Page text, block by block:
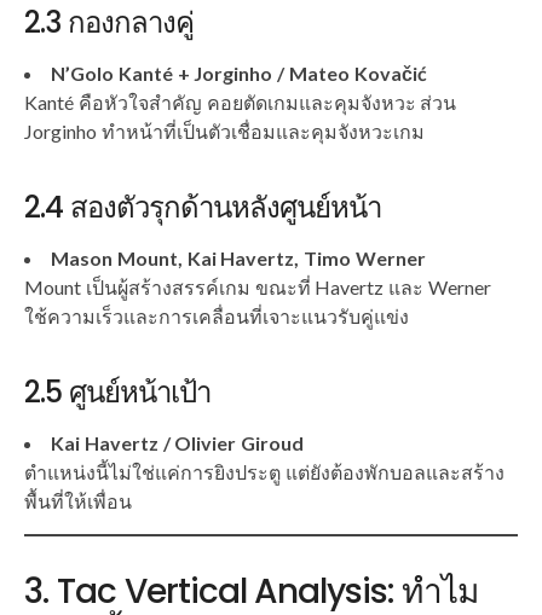
2.3 กองกลางคู่
N’Golo Kanté + Jorginho / Mateo Kovačić
Kanté คือหัวใจสำคัญ คอยตัดเกมและคุมจังหวะ ส่วน
Jorginho ทำหน้าที่เป็นตัวเชื่อมและคุมจังหวะเกม
2.4 สองตัวรุกด้านหลังศูนย์หน้า
Mason Mount, Kai Havertz, Timo Werner
Mount เป็นผู้สร้างสรรค์เกม ขณะที่ Havertz และ Werner
ใช้ความเร็วและการเคลื่อนที่เจาะแนวรับคู่แข่ง
2.5 ศูนย์หน้าเป้า
Kai Havertz / Olivier Giroud
ตำแหน่งนี้ไม่ใช่แค่การยิงประตู แต่ยังต้องพักบอลและสร้าง
พื้นที่ให้เพื่อน
3. Tac Vertical Analysis: ทำไม